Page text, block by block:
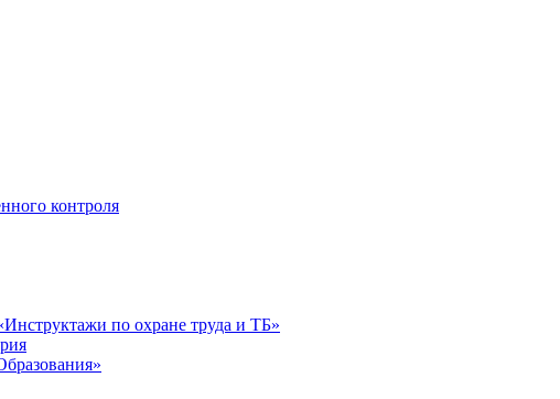
контроля
по охране труда и ТБ»